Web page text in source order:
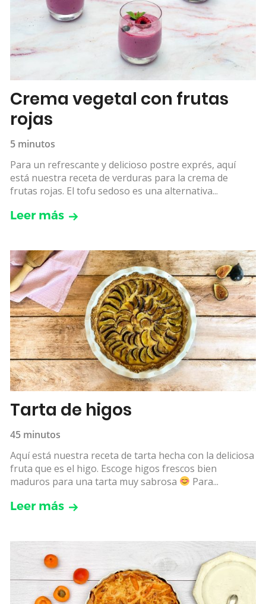
Crema vegetal con frutas
rojas
5 minutos
Para un refrescante y delicioso postre exprés, aquí
está nuestra receta de verduras para la crema de
frutas rojas. El tofu sedoso es una alternativa...
Leer más
Tarta de higos
45 minutos
Aquí está nuestra receta de tarta hecha con la deliciosa
fruta que es el higo. Escoge higos frescos bien
maduros para una tarta muy sabrosa
Para...
Leer más